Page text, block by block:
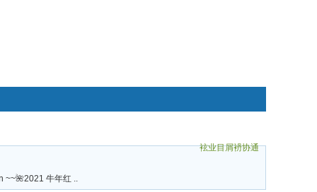
袨业目屑袇协通
~~🌺2021 牛年红 ..